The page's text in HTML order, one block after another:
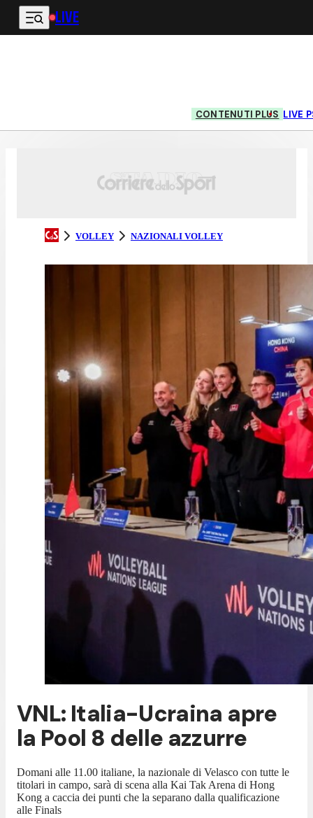
Vai al contenuto principale
LIVE
CONTENUTI PLUS LIVE
VOLLEY NAZIONALI VOLLEY
VNL: Italia-Ucraina apre
la Pool 8 delle azzurre
Domani alle 11.00 italiane, la nazionale di Velasco con tutte le
titolari in campo, sarà di scena alla Kai Tak Arena di Hong
Kong a caccia dei punti che la separano dalla qualificazione
alle Finals